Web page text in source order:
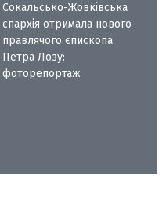
Сокальсько-Жовківська
єпархія отримала нового
правлячого єпископа
Петра Лозу:
фоторепортаж